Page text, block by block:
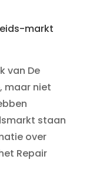
markt
van De
maar niet
staan
over
Repair